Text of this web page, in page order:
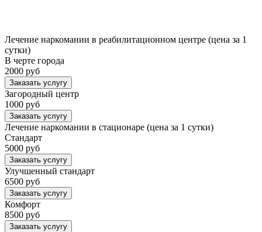
Лечение наркомании в реабилитационном центре (цена за 1
сутки)
В черте города
2000 руб
Заказать услугу
Загородный центр
1000 руб
Заказать услугу
Лечение наркомании в стационаре (цена за 1 сутки)
Стандарт
5000 руб
Заказать услугу
Улучшенный стандарт
6500 руб
Заказать услугу
Комфорт
8500 руб
Заказать услугу